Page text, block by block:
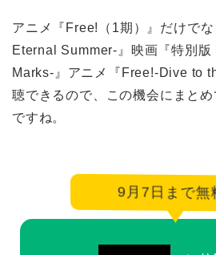
アニメ『Free!（1期）』だけで
Eternal Summer-』映画『特別
Marks-』アニメ『Free!-Dive to
聴できるので、この機会にまと
ですね。
9月7日まで無